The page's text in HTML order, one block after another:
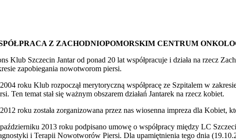
Z ZACHODNIOPOMORSKIM CENTRUM
Klub Szczecin Jantar od ponad 20 lat współpracuje i działa na rzecz
zapobiegania nowotworom piersi.
roku Klub rozpoczął merytoryczną współpracę ze Szpitalem w
Ten temat stał się ważnym obszarem działań Jantarek na rzecz kobiet.
roku została zorganizowana przez nas wiosenna impreza dla
2013 roku podpisano umowę o współpracy między LC
i Terapii Nowotworów Piersi. Dla upamiętnienia tego dnia